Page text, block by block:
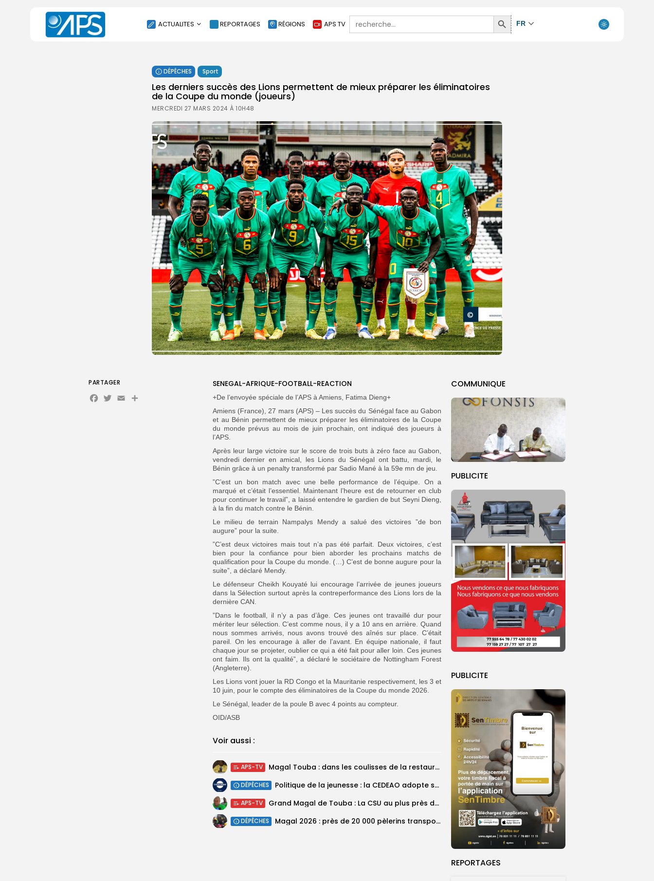
ACTUALITES
SOCIÉTÉ
ÉCONOMIE
CULTURE
ENVIRONNEMENT
INTERNATIONAL
AGENDA
SANTE
REPORTAGES RÉGIONS APS TV
Search
for:
Search
Button
FR
DÉPÊCHES Sport
Les derniers succès des Lions permettent de mieux préparer les éliminatoires
de la Coupe du monde (joueurs)
MERCREDI 27 MARS 2024 À 10H48
COMMUNIQUE
PUBLICITE
PUBLICITE
REPORTAGES
SENEGAL-AFRIQUE-FOOTBALL-REACTION
+De l’envoyée spéciale de l’APS à Amiens, Fatima Dieng+
Amiens (France), 27 mars (APS) – Les succès du Sénégal face au Gabon
et au Bénin permettent de mieux préparer les éliminatoires de la Coupe
du monde prévus au mois de juin prochain, ont indiqué des joueurs à
l’APS.
Après leur large victoire sur le score de trois buts à zéro face au Gabon,
vendredi dernier en amical, les Lions du Sénégal ont battu, mardi, le
Bénin grâce à un penalty transformé par Sadio Mané à la 59e mn de jeu.
”C’est un bon match avec une belle performance de l’équipe. On a
marqué et c’était l’essentiel. Maintenant l’heure est de retourner en club
pour continuer le travail”, a laissé entendre le gardien de but Seyni Dieng,
à la fin du match contre le Bénin.
Le milieu de terrain Nampalys Mendy a salué des victoires ”de bon
augure” pour la suite.
”C’est deux victoires mais tout n’a pas été parfait. Deux victoires, c’est
bien pour la confiance pour bien aborder les prochains matchs de
qualification pour la Coupe du monde. (…) C’est de bonne augure pour la
suite”, a déclaré Mendy.
Le défenseur Cheikh Kouyaté lui encourage l’arrivée de jeunes joueurs
dans la Sélection surtout après la contreperformance des Lions lors de la
dernière CAN.
”Dans le football, il n’y a pas d’âge. Ces jeunes ont travaillé dur pour
mériter leur sélection. C’est comme nous, il y a 10 ans en arrière. Quand
nous sommes arrivés, nous avons trouvé des aînés sur place. C’était
pareil. On les encourage à aller de l’avant. En équipe nationale, il faut
chaque jour se projeter, oublier ce qui a été fait pour aller loin. Ces jeunes
ont faim. Ils ont la qualité”, a déclaré le sociétaire de Nottingham Forest
(Angleterre).
Les Lions vont jouer la RD Congo et la Mauritanie respectivement, les 3 et
10 juin, pour le compte des éliminatoires de la Coupe du monde 2026.
Le Sénégal, leader de la poule B avec 4 points au compteur.
OID/ASB
Voir aussi :
APS-TV Magal Touba : dans les coulisses de la restauration de la presse...
DÉPÊCHES Politique de la jeunesse : la CEDEAO adopte son plan d’actions stratégiques...
APS-TV Grand Magal de Touba : La CSU au plus près des pèlerins
DÉPÊCHES Magal 2026 : près de 20 000 pèlerins transportés vers Touba en...
PARTAGER
Facebook
Twitter
EmailPartager